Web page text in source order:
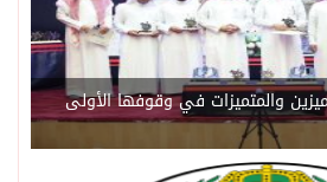
والمتميزات في وقوفها الأولى